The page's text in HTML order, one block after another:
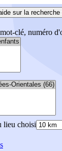
sur la
clé, numéro
lieu choisi